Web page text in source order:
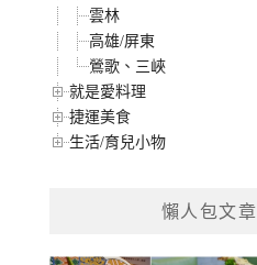
雲林
高雄/屏東
鶯歌、三峽
就是愛料理
捷運美食
生活/育兒小物
懶人包文章